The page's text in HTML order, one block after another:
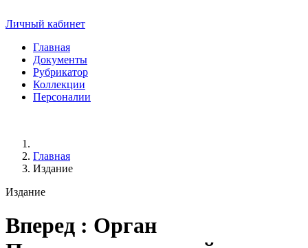
Личный кабинет
Главная
Документы
Рубрикатор
Коллекции
Персоналии
Главная
Издание
Издание
Вперед : Орган